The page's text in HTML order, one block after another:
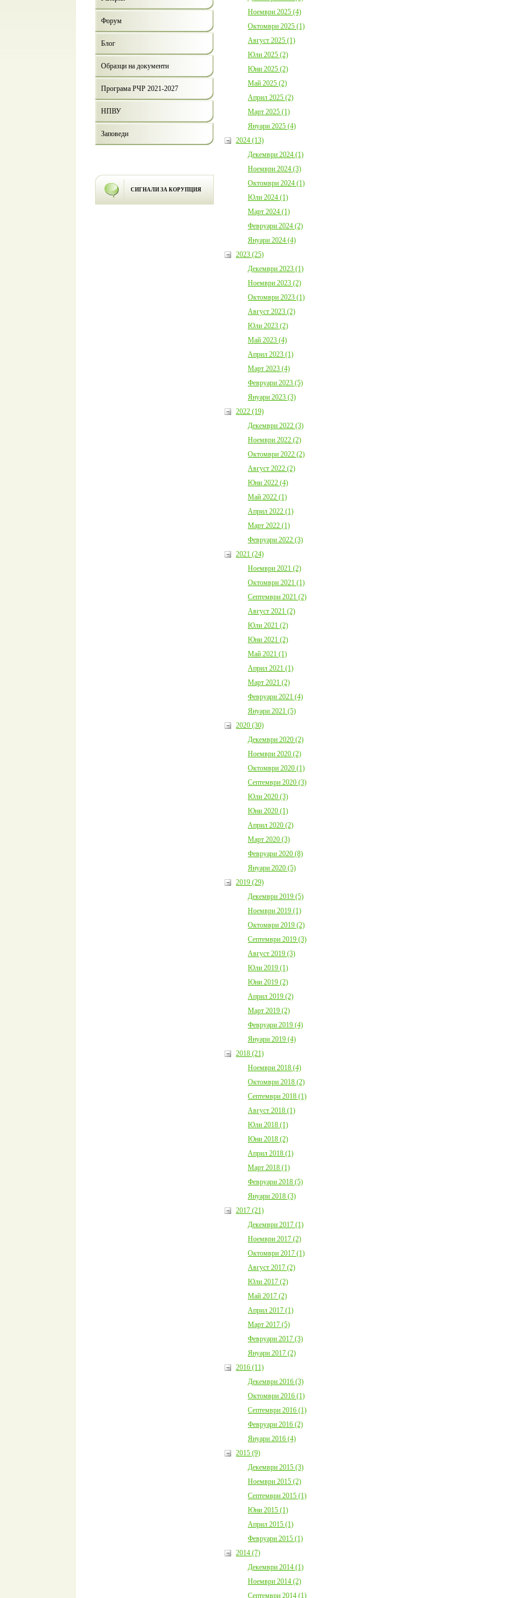
Форум
Блог
Образци на документи
Програма РЧР 2021-2027
НПВУ
Заповеди
СИГНАЛИ ЗА КОРУПЦИЯ
Ноември 2025 (4)
Октомври 2025 (1)
Август 2025 (1)
Юли 2025 (2)
Юни 2025 (2)
Май 2025 (2)
Април 2025 (2)
Март 2025 (1)
Януари 2025 (4)
2024 (13)
Декември 2024 (1)
Ноември 2024 (3)
Октомври 2024 (1)
Юли 2024 (1)
Март 2024 (1)
Февруари 2024 (2)
Януари 2024 (4)
2023 (25)
Декември 2023 (1)
Ноември 2023 (2)
Октомври 2023 (1)
Август 2023 (2)
Юли 2023 (2)
Май 2023 (4)
Април 2023 (1)
Март 2023 (4)
Февруари 2023 (5)
Януари 2023 (3)
2022 (19)
Декември 2022 (3)
Ноември 2022 (2)
Октомври 2022 (2)
Август 2022 (2)
Юни 2022 (4)
Май 2022 (1)
Април 2022 (1)
Март 2022 (1)
Февруари 2022 (3)
2021 (24)
Ноември 2021 (2)
Октомври 2021 (1)
Септември 2021 (2)
Август 2021 (2)
Юли 2021 (2)
Юни 2021 (2)
Май 2021 (1)
Април 2021 (1)
Март 2021 (2)
Февруари 2021 (4)
Януари 2021 (5)
2020 (30)
Декември 2020 (2)
Ноември 2020 (2)
Октомври 2020 (1)
Септември 2020 (3)
Юли 2020 (3)
Юни 2020 (1)
Април 2020 (2)
Март 2020 (3)
Февруари 2020 (8)
Януари 2020 (5)
2019 (29)
Декември 2019 (5)
Ноември 2019 (1)
Октомври 2019 (2)
Септември 2019 (3)
Август 2019 (3)
Юли 2019 (1)
Юни 2019 (2)
Април 2019 (2)
Март 2019 (2)
Февруари 2019 (4)
Януари 2019 (4)
2018 (21)
Ноември 2018 (4)
Октомври 2018 (2)
Септември 2018 (1)
Август 2018 (1)
Юли 2018 (1)
Юни 2018 (2)
Април 2018 (1)
Март 2018 (1)
Февруари 2018 (5)
Януари 2018 (3)
2017 (21)
Декември 2017 (1)
Ноември 2017 (2)
Октомври 2017 (1)
Август 2017 (2)
Юли 2017 (2)
Май 2017 (2)
Април 2017 (1)
Март 2017 (5)
Февруари 2017 (3)
Януари 2017 (2)
2016 (11)
Декември 2016 (3)
Октомври 2016 (1)
Септември 2016 (1)
Февруари 2016 (2)
Януари 2016 (4)
2015 (9)
Декември 2015 (3)
Ноември 2015 (2)
Септември 2015 (1)
Юни 2015 (1)
Април 2015 (1)
Февруари 2015 (1)
2014 (7)
Декември 2014 (1)
Ноември 2014 (2)
Септември 2014 (1)